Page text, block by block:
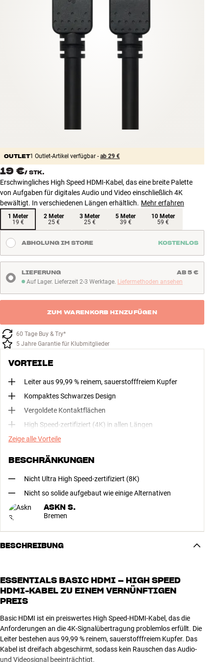
INSPIRATION
MARKEN
Anmelden
Kundendienst
Bauen mit Klang
OUTLET1 Outlet-Artikel verfügbar - ab 29 €
19 €/ STK.
Erschwingliches High Speed HDMI-Kabel, das eine breite Palette
von Aufgaben für digitales Audio und Video einschließlich 4K
bewältigt. In verschiedenen Längen erhältlich. Mehr erfahren
1 Meter
19 €
2 Meter
25 €
3 Meter
25 €
5 Meter
39 €
10 Meter
59 €
ABHOLUNG IM STORE KOSTENLOS
Auf Lager. Lieferzeit 2-3 Werktage
Auf Lager. Lieferzeit 2-3 Werktage. Liefermethoden ansehen
LIEFERUNG AB 5 €
ZUM WARENKORB HINZUFÜGEN
60 Tage Buy & Try*
5 Jahre Garantie für Klubmitglieder
VORTEILE
Leiter aus 99,99 % reinem, sauerstofffreiem Kupfer
Kompaktes Schwarzes Design
Vergoldete Kontaktflächen
High Speed-zertifiziert (4K) in allen Längen
Zeige alle Vorteile
BESCHRÄNKUNGEN
Nicht Ultra High Speed-zertifiziert (8K)
Nicht so solide aufgebaut wie einige Alternativen
ASKN S.
Bremen
BESCHREIBUNG
ESSENTIALS BASIC HDMI – HIGH SPEED
HDMI-KABEL ZU EINEM VERNÜNFTIGEN
PREIS
Basic HDMI ist ein preiswertes High Speed-HDMI-Kabel, das die
Anforderungen an die 4K-Signalübertragung problemlos erfüllt. Die
Leiter bestehen aus 99,99 % reinem, sauerstofffreiem Kupfer. Das
Kabel ist dreifach abgeschirmt, sodass kein Rauschen das Audio-
und Videosignal beeinträchtigt.